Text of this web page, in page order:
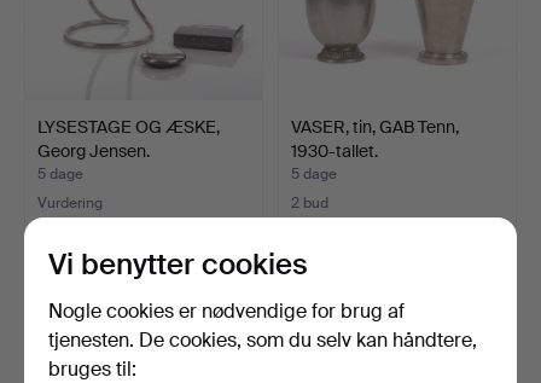
LYSESTAGE OG ÆSKE,
Georg Jensen.
5 dage
Vurdering
VASER, tin, GAB Tenn,
1930-tallet.
5 dage
2 bud
Vi benytter cookies
Nogle cookies er nødvendige for brug af
tjenesten. De cookies, som du selv kan håndtere,
bruges til: